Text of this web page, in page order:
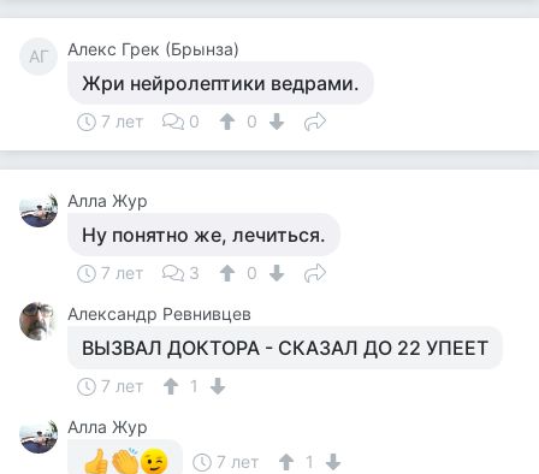
АГ Алекс Грек (Брынза)
Жри нейролептики ведрами.
7 лет 0 0
Алла Жур
Ну понятно же, лечиться.
7 лет 3
0
Александр Ревнивцев
ВЫЗВАЛ ДОКТОРА - СКАЗАЛ ДО 22 УПЕЕТ
7 лет
1
Алла Жур
7 лет
1